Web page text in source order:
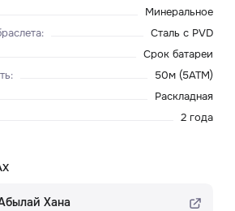
Минеральное
:
Сталь с PVD
Срок батареи
:
50м (5ATM)
Раскладная
2 года
Хана